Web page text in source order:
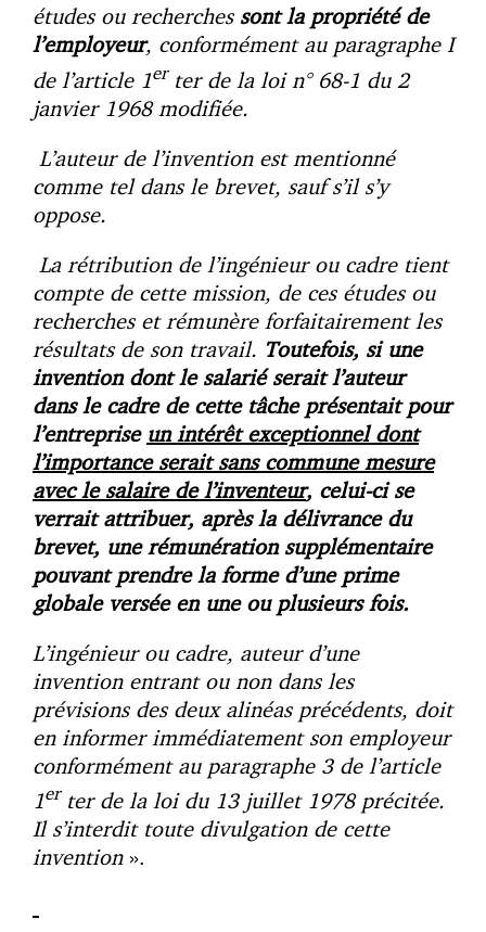
études ou recherches sont la propriété de
l’employeur, conformément au paragraphe I
de l’article 1erter de la loi n° 68-1 du 2
janvier 1968 modifiée.
L’auteur de l’invention est mentionné
comme tel dans le brevet, sauf s’il s’y
oppose.
La rétribution de l’ingénieur ou cadre tient
compte de cette mission, de ces études ou
recherches et rémunère forfaitairement les
résultats de son travail. Toutefois, si une
invention dont le salarié serait l’auteur
dans le cadre de cette tâche présentait pour
l’entreprise un intérêt exceptionnel dont
l’importance serait sans commune mesure
avec le salaire de l’inventeur, celui-ci se
verrait attribuer, après la délivrance du
brevet, une rémunération supplémentaire
pouvant prendre la forme d’une prime
globale versée en une ou plusieurs fois.
L’ingénieur ou cadre, auteur d’une
invention entrant ou non dans les
prévisions des deux alinéas précédents, doit
en informer immédiatement son employeur
conformément au paragraphe 3 de l’article
1erter de la loi du 13 juillet 1978 précitée.
Il s’interdit toute divulgation de cette
invention ».